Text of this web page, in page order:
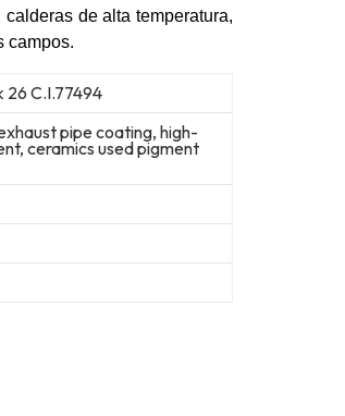
de alta temperatura,
campos.
26 C.I.77494
pipe coating, high-
ceramics used pigment